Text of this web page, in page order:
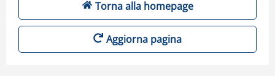
Torna alla homepage
Aggiorna pagina